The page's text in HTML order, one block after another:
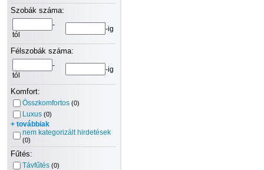
Szobák száma:
-
tól
-ig
Félszobák száma:
-
tól
-ig
Komfort:
Összkomfortos (0)
Luxus (0)
+ továbbiak
nem kategorizált hirdetések
(0)
Fűtés:
Távfűtés (0)